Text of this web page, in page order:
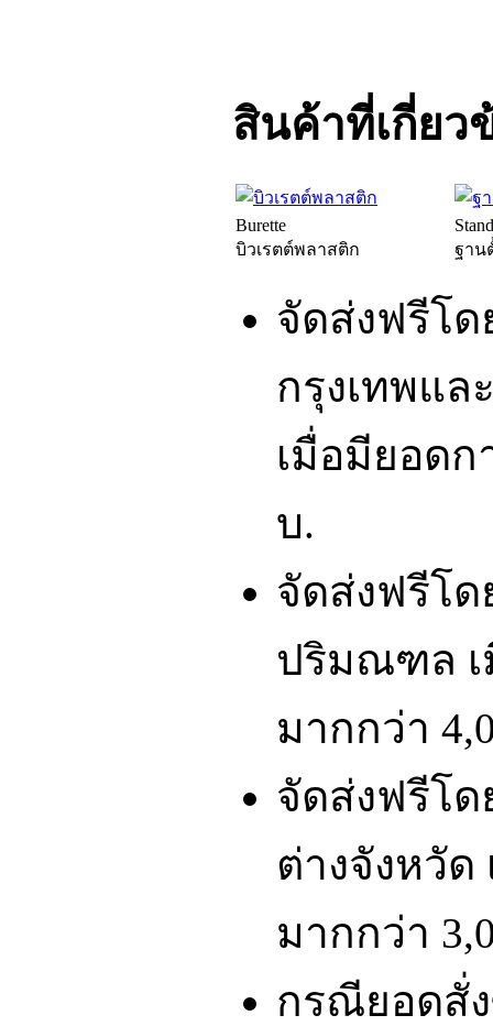
สินค้าที่เกี่ยว
Burette
บิวเรตต์พลาสติก
ฐาน
จัดส่งฟรีโ
กรุงเทพแ
เมื่อมียอดก
บ.
จัดส่งฟรีโ
ปริมณฑล เ
มากกว่า
จัดส่งฟรีโ
ต่างจังหวัด
มากกว่า
กรณียอดสั่